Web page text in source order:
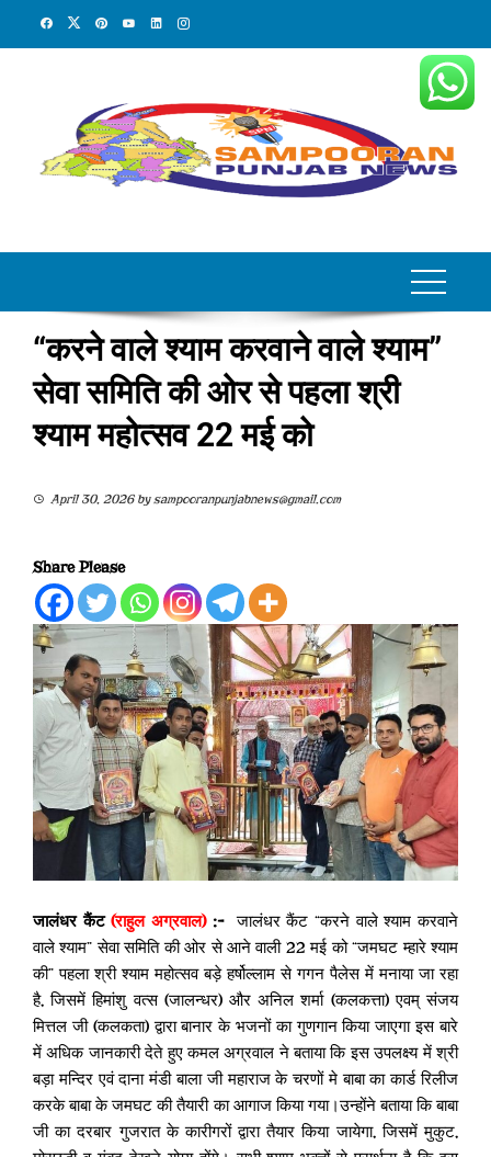
“करने वाले श्याम करवाने वाले श्याम”
सेवा समिति की ओर से पहला श्री
श्याम महोत्सव 22 मई को
April 30, 2026bysampooranpunjabnews@gmail.com
Share Please
जालंधर कैंट(राहुल अग्रवाल):-जालंधर कैंट “करने वाले श्याम करवाने
वाले श्याम” सेवा समिति की ओर से आने वाली 22 मई को “जमघट म्हारे श्याम
की” पहला श्री श्याम महोत्सव बड़े हर्षोल्लाम से गगन पैलेस में मनाया जा रहा
है, जिसमें हिमांशु वत्स (जालन्धर) और अनिल शर्मा (कलकत्ता) एवम् संजय
मित्तल जी (कलकता) द्वारा बानार के भजनों का गुणगान किया जाएगा इस बारे
में अधिक जानकारी देते हुए कमल अग्रवाल ने बताया कि इस उपलक्ष्य में श्री
बड़ा मन्दिर एवं दाना मंडी बाला जी महाराज के चरणों मे बाबा का कार्ड रिलीज
करके बाबा के जमघट की तैयारी का आगाज किया गया।उन्होंने बताया कि बाबा
जी का दरबार गुजरात के कारीगरों द्वारा तैयार किया जायेगा, जिसमें मुकुट,